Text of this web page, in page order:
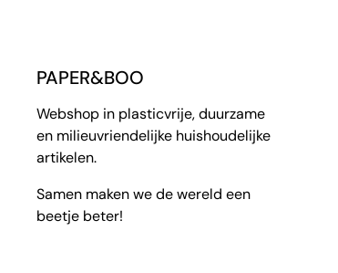
PAPER&BOO
Webshop in plasticvrije, duurzame
en milieuvriendelijke huishoudelijke
artikelen.
Samen maken we de wereld een
beetje beter!